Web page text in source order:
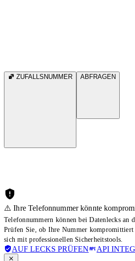
ZUFALLSNUMMER ABFRAGEN
⚠️ Ihre Telefonnummer könnte
Telefonnummern können bei Datenlecks an
Prüfen Sie, ob Ihre Nummer kompromittiert
sich mit professionellen Sicherheitstools.
AUF LECKS PRÜFEN API